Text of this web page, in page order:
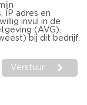
IP adres en
invul in de
(AVG).
bij dit bedrijf.
Verstuur